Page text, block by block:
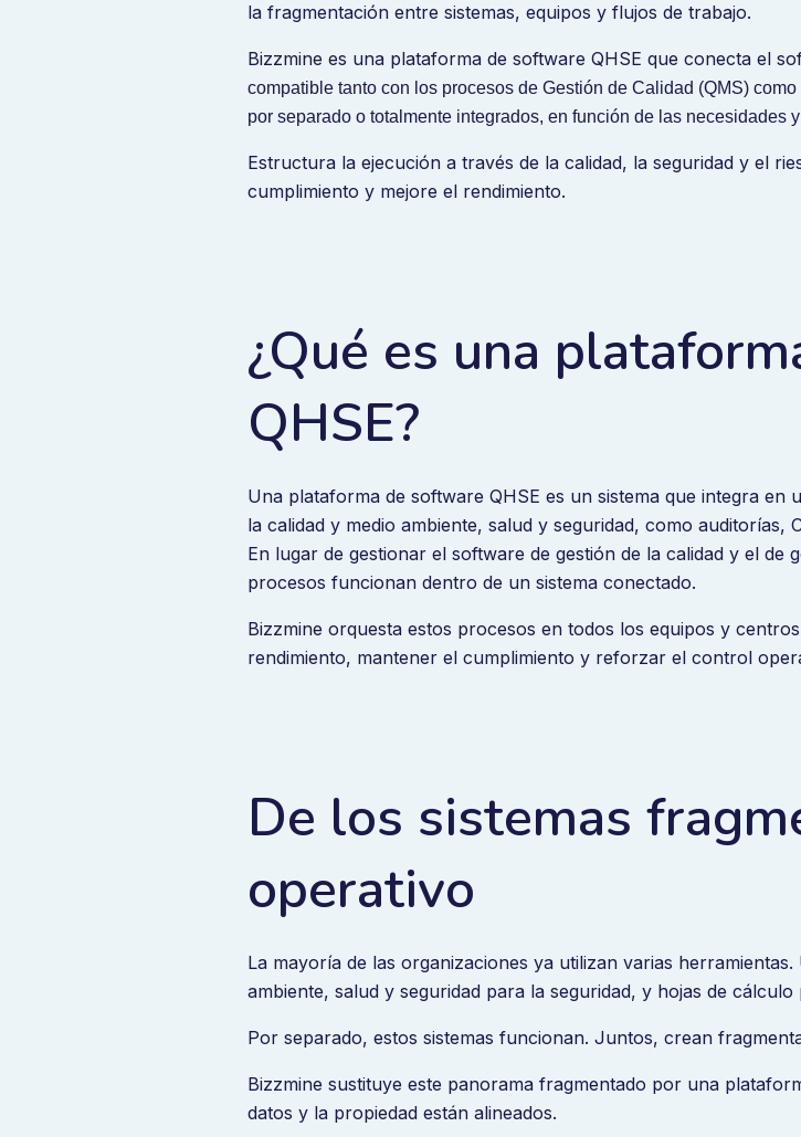
la fragmentación entre sistemas, equipos y flujos de trabajo.
Bizzmine es una plataforma de software QHSE que conecta el
compatible tanto con los procesos de Gestión de Calidad (QMS)
por separado o totalmente integrados, en función de las necesidades
Estructura la ejecución a través de la calidad, la seguridad y el
cumplimiento y mejore el rendimiento.
¿Qué es una
QHSE?
Una plataforma de software QHSE es un sistema que integra
la calidad y medio ambiente, salud y seguridad, como
En lugar de gestionar el software de gestión de la calidad y el de
procesos funcionan dentro de un sistema conectado.
Bizzmine orquesta estos procesos en todos los equipos y
rendimiento, mantener el cumplimiento y reforzar el control
De los sistemas
operativo
La mayoría de las organizaciones ya utilizan varias
ambiente, salud y seguridad para la seguridad, y hojas de
Por separado, estos sistemas funcionan. Juntos, crean
Bizzmine sustituye este panorama fragmentado por una
datos y la propiedad están alineados.